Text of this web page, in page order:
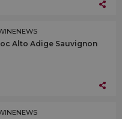
Alto Adige Sauvignon